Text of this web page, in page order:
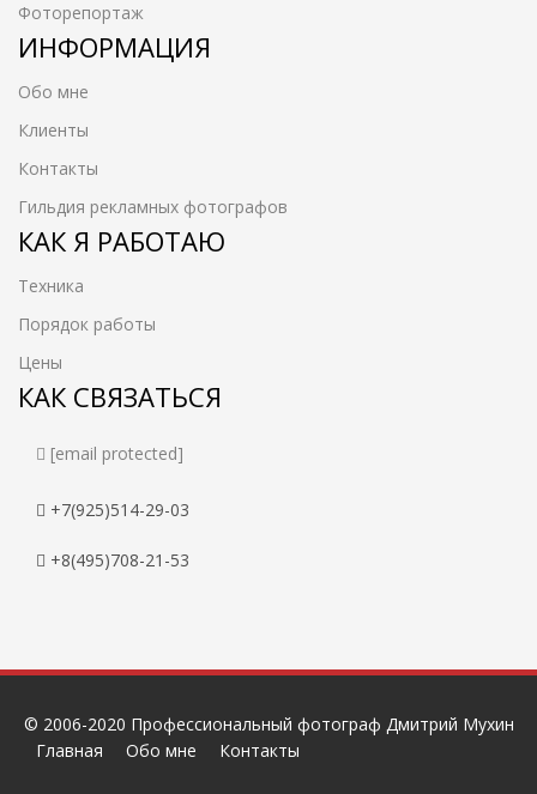
Фоторепортаж
ИНФОРМАЦИЯ
Обо мне
Клиенты
Контакты
Гильдия рекламных фотографов
КАК Я РАБОТАЮ
Техника
Порядок работы
Цены
КАК СВЯЗАТЬСЯ
[email protected]
+7(925)514-29-03
+8(495)708-21-53
© 2006-2020 Профессиональный фотограф Дмитрий Мухин
Главная
Обо мне Контакты